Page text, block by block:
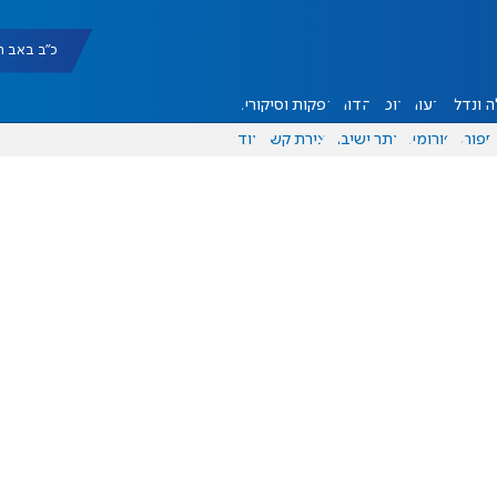
כ"ב באב תשפ"ו
ונדל"ן דעות אוכל יהדות הפקות וסיקורים
ספורט פורומים אתר ישיבה יצירת קשר עוד